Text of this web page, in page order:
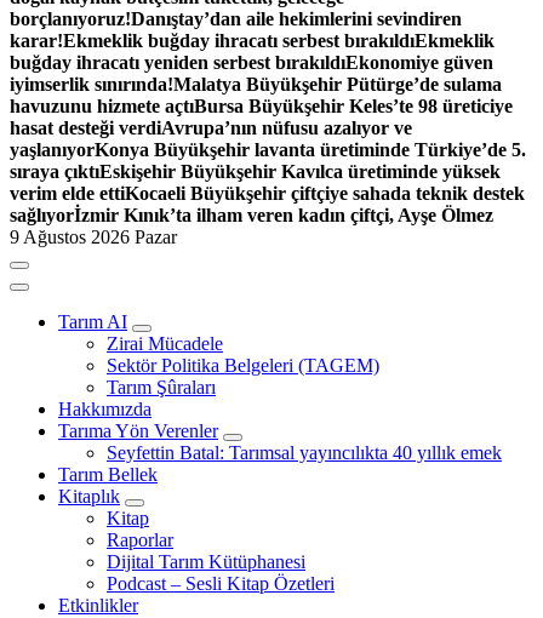
borçlanıyoruz!Danıştay’dan aile hekimlerini sevindiren
karar!Ekmeklik buğday ihracatı serbest bırakıldıEkmeklik
buğday ihracatı yeniden serbest bırakıldıEkonomiye güven
iyimserlik sınırında!Malatya Büyükşehir Pütürge’de sulama
havuzunu hizmete açtıBursa Büyükşehir Keles’te 98 üreticiye
hasat desteği verdiAvrupa’nın nüfusu azalıyor ve
yaşlanıyorKonya Büyükşehir lavanta üretiminde Türkiye’de 5.
sıraya çıktıEskişehir Büyükşehir Kavılca üretiminde yüksek
verim elde ettiKocaeli Büyükşehir çiftçiye sahada teknik destek
sağlıyorİzmir Kınık’ta ilham veren kadın çiftçi, Ayşe Ölmez
9 Ağustos 2026 Pazar
Tarım AI
Zirai Mücadele
Sektör Politika Belgeleri (TAGEM)
Tarım Şûraları
Hakkımızda
Tarıma Yön Verenler
Seyfettin Batal: Tarımsal yayıncılıkta 40 yıllık emek
Tarım Bellek
Kitaplık
Kitap
Raporlar
Dijital Tarım Kütüphanesi
Podcast – Sesli Kitap Özetleri
Etkinlikler